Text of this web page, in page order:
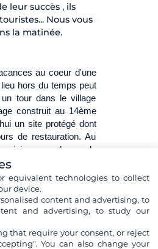
leur succès , ils
Nous vous
la matinée.
au coeur d'une
hors du temps peut
tour dans le village
construit au 14ème
un site protégé dont
de restauration. Au
ce havre de
de vous plonger
à couper le souffle en
equivalent technologies to collect
device.
content and advertising, to
and advertising, to study our
that require your consent, or reject
You can also change your